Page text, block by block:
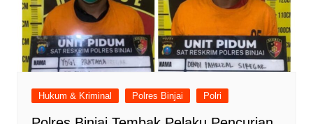
Hukum & Kriminal Polres Binjai Polri